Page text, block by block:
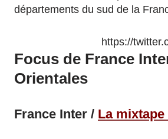
départements du sud de la
https://
Focus de France
Orientales
France Inter / La